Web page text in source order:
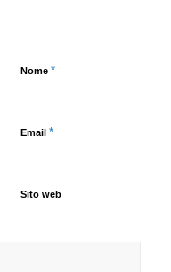
Nome *
Email *
Sito web